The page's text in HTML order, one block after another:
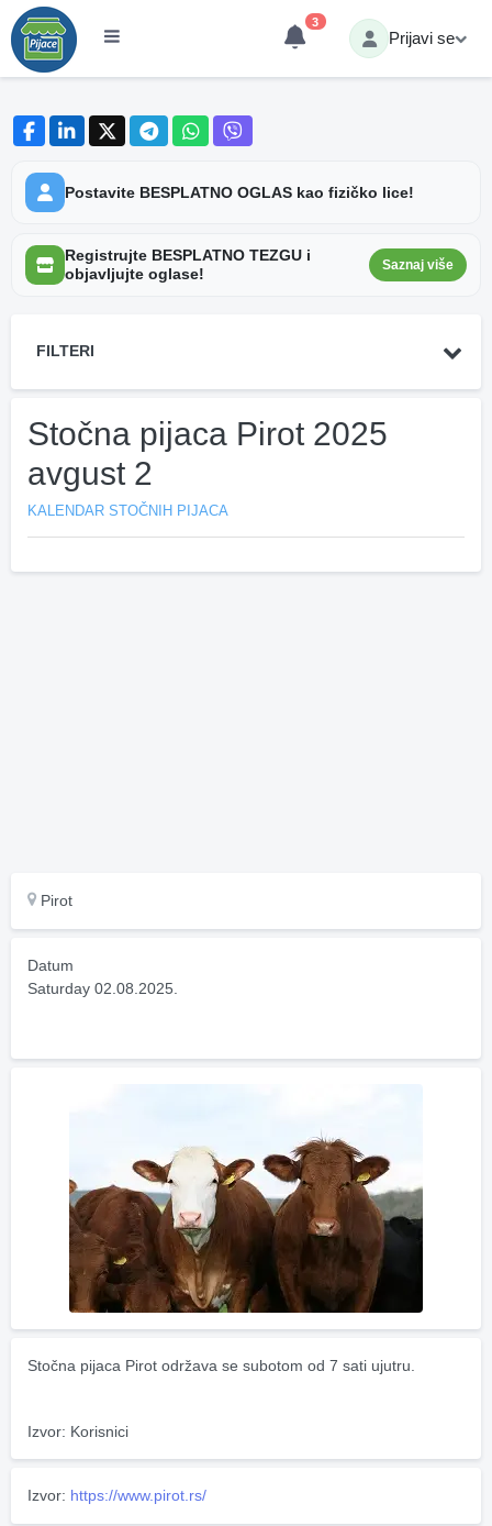
3
Prijavi se
Postavite BESPLATNO OGLAS kao fizičko lice!
Registrujte BESPLATNO TEZGU i
objavljujte oglase!
Saznaj više
FILTERI
Stočna pijaca Pirot 2025
avgust 2
KALENDAR STOČNIH PIJACA
Pirot
Datum
Saturday 02.08.2025.
Stočna pijaca Pirot održava se subotom od 7 sati ujutru.
Izvor: Korisnici
Izvor: https://www.pirot.rs/